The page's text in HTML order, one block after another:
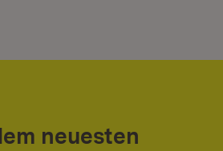
neuesten